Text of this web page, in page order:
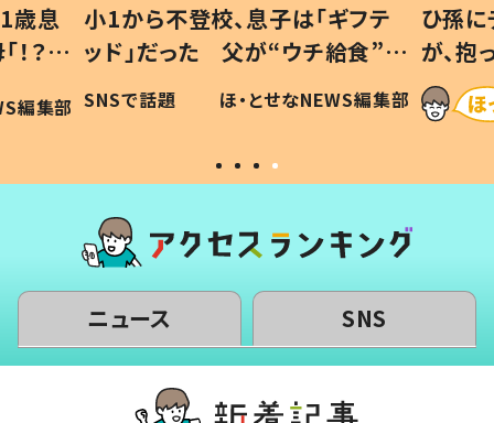
歳息
？」
編集部
小1から不登校、息子は「ギフテ
ッド」だった 父が“ウチ給食”を
作り続ける理由とは #令和の親
#令和の子
SNSで話題 ほ・とせなNEWS編集部
ひ孫
が、
「涙が
い」
ニュース SNS